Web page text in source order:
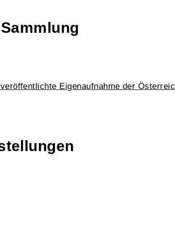
Eigenaufnahme der